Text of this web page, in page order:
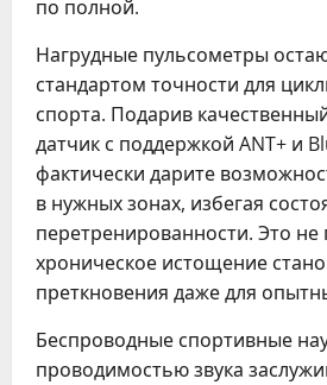
по полной.
Нагрудные пульсометры
стандартом точности для
спорта. Подарив
датчик с поддержкой ANT+ и
фактически дарите
в нужных зонах, избегая
перетренированности. Это
хроническое истощение
преткновения даже для
Беспроводные спортивные
проводимостью звука